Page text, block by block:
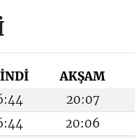
AKŞAM
20:07
20:06